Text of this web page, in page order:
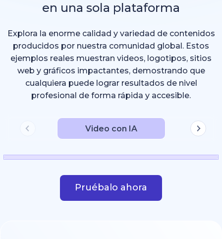
en una sola plataforma
Explora la enorme calidad y variedad de contenidos
producidos por nuestra comunidad global. Estos
ejemplos reales muestran videos, logotipos, sitios
web y gráficos impactantes, demostrando que
cualquiera puede lograr resultados de nivel
profesional de forma rápida y accesible.
Video con IA
Pruébalo ahora